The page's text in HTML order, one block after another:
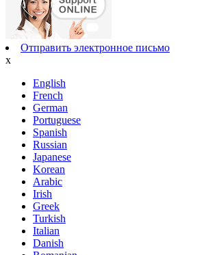
Отправить электронное письмо
x
English
French
German
Portuguese
Spanish
Russian
Japanese
Korean
Arabic
Irish
Greek
Turkish
Italian
Danish